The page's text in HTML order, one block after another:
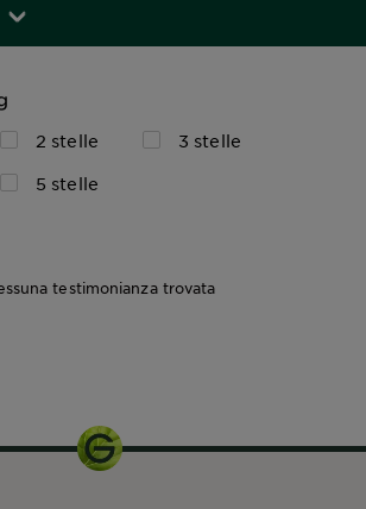
2 stelle
3 stelle
5 stelle
testimonianza trovata